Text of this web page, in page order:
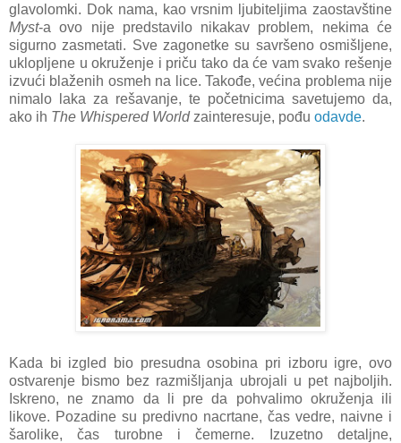
glavolomki. Dok nama, kao vrsnim ljubiteljima zaostavštine
Myst-a ovo nije predstavilo nikakav problem, nekima će
sigurno zasmetati. Sve zagonetke su savršeno osmišljene,
uklopljene u okruženje i priču tako da će vam svako rešenje
izvući blaženih osmeh na lice. Takođe, većina problema nije
nimalo laka za rešavanje, te početnicima savetujemo da,
ako ih The Whispered Worldzainteresuje, pođu odavde.
Kada bi izgled bio presudna osobina pri izboru igre, ovo
ostvarenje bismo bez razmišljanja ubrojali u pet najboljih.
Iskreno, ne znamo da li pre da pohvalimo okruženja ili
likove. Pozadine su predivno nacrtane, čas vedre, naivne i
šarolike, čas turobne i čemerne. Izuzetno detaljne,